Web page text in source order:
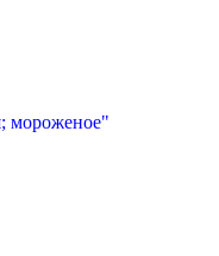
мороженое"